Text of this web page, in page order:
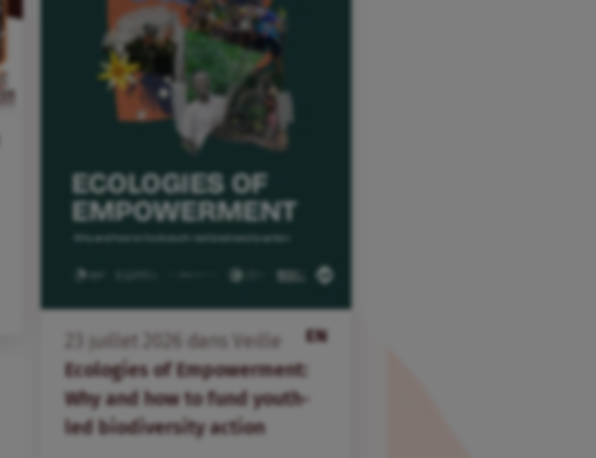
EN
juillet dans Veille
Ecologies of Empowerment:
Why and how to fund youth-
led biodiversity action